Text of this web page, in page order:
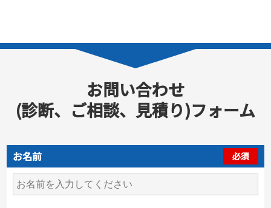
お問い合わせ
(診断、ご相談、見積り)フォーム
お名前 必須